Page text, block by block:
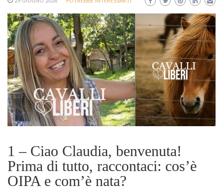
1 – Ciao Claudia, benvenuta!
Prima di tutto, raccontaci: cos’è
OIPA e com’è nata?